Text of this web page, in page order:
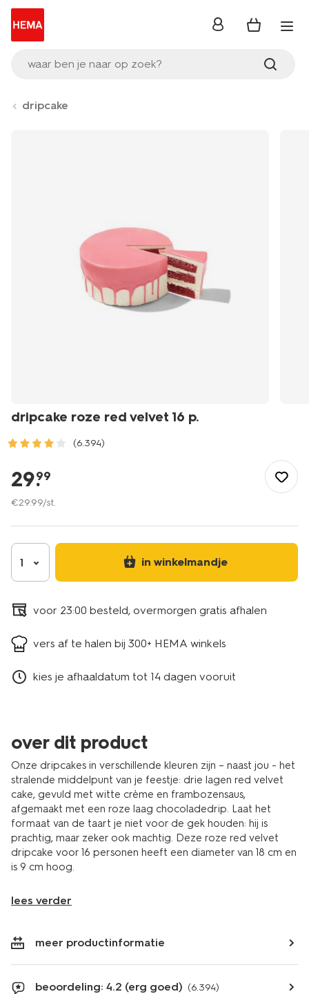
waar ben je naar op zoek?
inloggen
dripcake
dripcake roze red velvet 16 p.
(6.394)
drinken/gebak/drip-
cakes/dripcake-
roze-
velvet-
16-
p.-6330037.html
29.
99
€29.99/st.
1 in winkelmandje
voor 23:00 besteld, overmorgen gratis afhalen
vers af te halen bij 300+ HEMA winkels
kies je afhaaldatum tot 14 dagen vooruit
over dit product
Onze dripcakes in verschillende kleuren zijn – naast jou - het
stralende middelpunt van je feestje: drie lagen red velvet
cake, gevuld met witte crème en frambozensaus,
afgemaakt met een roze laag chocoladedrip. Laat het
formaat van de taart je niet voor de gek houden: hij is
prachtig, maar zeker ook machtig. Deze roze red velvet
dripcake voor 16 personen heeft een diameter van 18 cm en
is 9 cm hoog.
lees verder
meer productinformatie
beoordeling: 4.2 (erg goed) (6.394)